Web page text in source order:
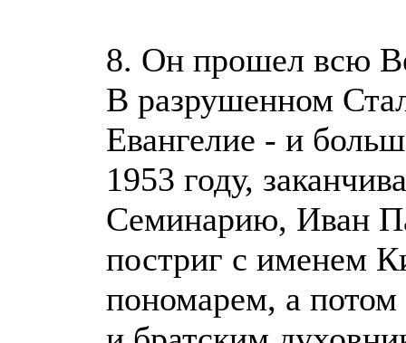
8. Он прошел всю
В разрушенном
Евангелие - и
1953 году,
Семинарию, Иван
постриг с именем
пономарем, а потом